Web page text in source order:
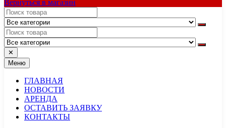
Вернуться в магазин
✕
Меню
ГЛАВНАЯ
НОВОСТИ
АРЕНДА
ОСТАВИТЬ ЗАЯВКУ
КОНТАКТЫ